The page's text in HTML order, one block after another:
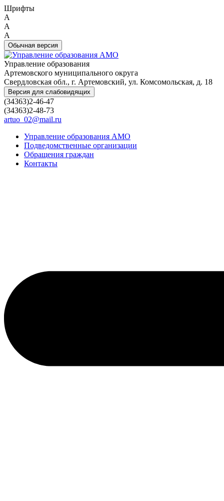
Шрифты
A
A
A
Обычная версия
Управление образования
Артемовского муниципального округа
Свердловская обл., г. Артемовский, ул. Комсомольская, д. 18
Версия для слабовидящих
(34363)2-46-47
(34363)2-48-73
artuo_02@mail.ru
Управление образования АМО
Подведомственные организации
Обращения граждан
Контакты